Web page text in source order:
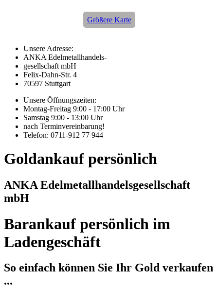
Größere Karte
Unsere Adresse:
ANKA Edelmetallhandels-
gesellschaft mbH
Felix-Dahn-Str. 4
70597 Stuttgart
Unsere Öffnungszeiten:
Montag-Freitag 9:00 - 17:00 Uhr
Samstag 9:00 - 13:00 Uhr
nach Terminvereinbarung!
Telefon: 0711-912 77 944
Goldankauf persönlich
ANKA Edelmetallhandelsgesellschaft
mbH
Barankauf persönlich im
Ladengeschäft
So einfach können Sie Ihr Gold verkaufen
...